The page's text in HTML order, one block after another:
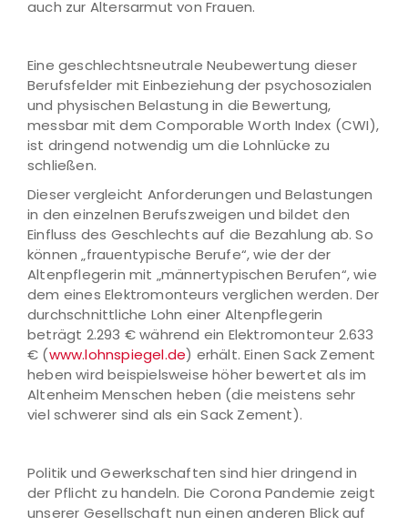
auch zur Altersarmut von Frauen.
Eine geschlechtsneutrale Neubewertung dieser
Berufsfelder mit Einbeziehung der psychosozialen
und physischen Belastung in die Bewertung,
messbar mit dem Comporable Worth Index (CWI),
ist dringend notwendig um die Lohnlücke zu
schließen.
Dieser vergleicht Anforderungen und Belastungen
in den einzelnen Berufszweigen und bildet den
Einfluss des Geschlechts auf die Bezahlung ab. So
können „frauentypische Berufe“, wie der der
Altenpflegerin mit „männertypischen Berufen“, wie
dem eines Elektromonteurs verglichen werden. Der
durchschnittliche Lohn einer Altenpflegerin
beträgt 2.293 € während ein Elektromonteur 2.633
€ (www.lohnspiegel.de) erhält. Einen Sack Zement
heben wird beispielsweise höher bewertet als im
Altenheim Menschen heben (die meistens sehr
viel schwerer sind als ein Sack Zement).
Politik und Gewerkschaften sind hier dringend in
der Pflicht zu handeln. Die Corona Pandemie zeigt
unserer Gesellschaft nun einen anderen Blick auf